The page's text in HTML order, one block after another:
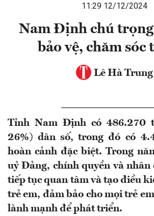
11:29 12/12/2024
Nam Định chú trọng
bảo vệ, chăm sóc
Lê Hà Trung
Tỉnh Nam Định có 486.270
26%) dân số, trong đó có
hoàn cảnh đặc biệt. Trong
uỷ Đảng, chính quyền và
tiếp tục quan tâm và tạo điều
trẻ em, đảm bảo cho mọi trẻ
lành mạnh để phát triển.